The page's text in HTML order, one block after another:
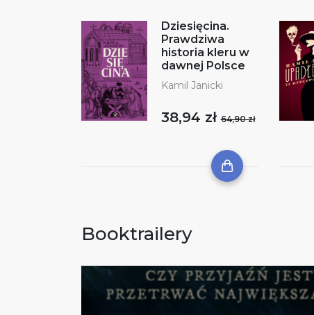
Dziesięcina.
Prawdziwa
historia kleru w
dawnej Polsce
Kamil Janicki
38,94 zł64,90 zł
Booktrailery